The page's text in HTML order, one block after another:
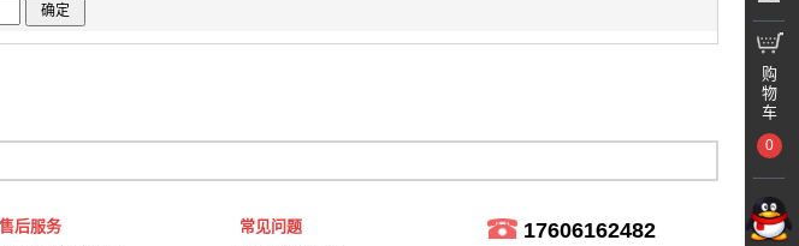
确定
购
物
车
0
售后服务
常见问题
17606162482